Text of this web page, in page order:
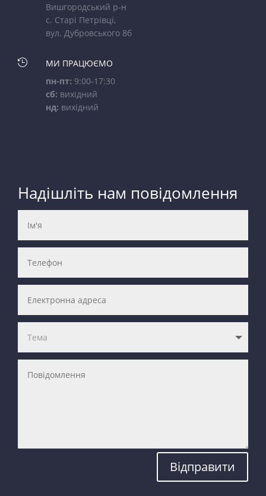
Вишгородський р-н
с. Старі Петрівці,
вул. Дубровського 8б

МИ ПРАЦЮЄМО
пн-пт: 9:00-17:30
сб: вихідний
нд: вихідний
Надішліть нам повідомлення
Відправити